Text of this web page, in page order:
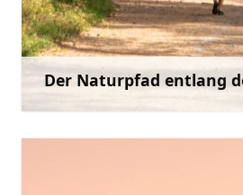
Der Naturpfad entlang
+371 28630590
Gehen Sie mit